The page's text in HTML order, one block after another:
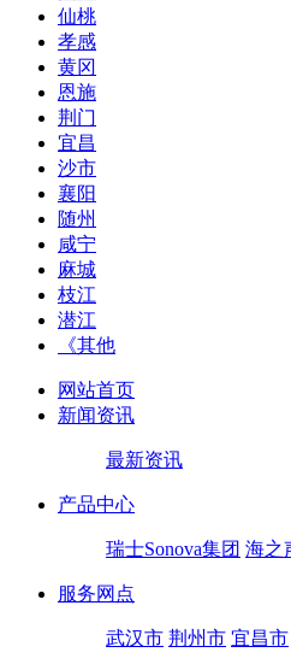
仙桃
孝感
黄冈
恩施
荆门
宜昌
沙市
襄阳
随州
咸宁
麻城
枝江
潜江
《其他
网站首页
新闻资讯
最新资讯
产品中心
瑞士Sonova集团 海之
服务网点
武汉市 荆州市 宜昌市